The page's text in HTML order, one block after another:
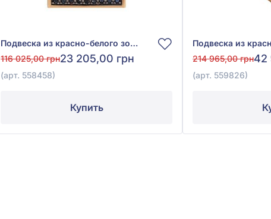
Подвеска из красно-белого золота 585° с чёрным фианитом/куб.цирконием, арт. 558458
116 025,00 грн23 205,00 грн
(арт. 558458)
Купить
214 965,00 грн42
(арт. 559826)